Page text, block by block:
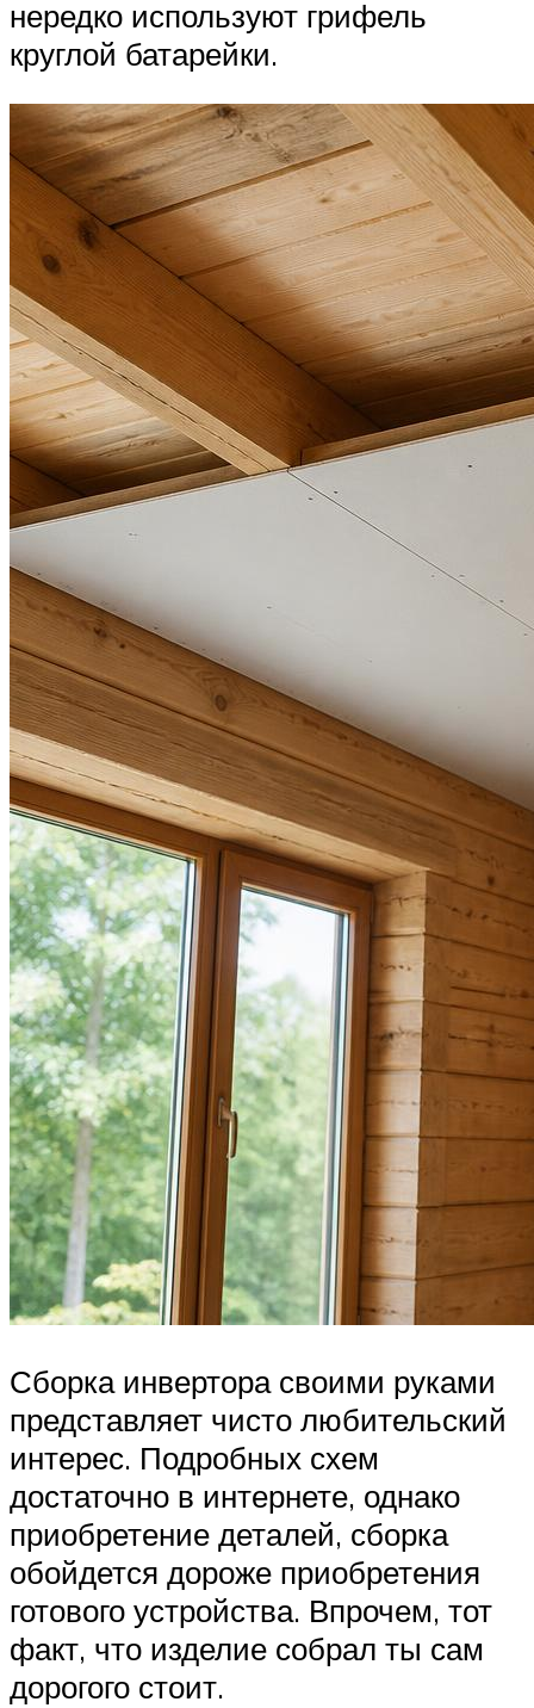
нередко используют грифель
круглой батарейки.
Сборка инвертора своими руками
представляет чисто любительский
интерес. Подробных схем
достаточно в интернете, однако
приобретение деталей, сборка
обойдется дороже приобретения
готового устройства. Впрочем, тот
факт, что изделие собрал ты сам
дорогого стоит.